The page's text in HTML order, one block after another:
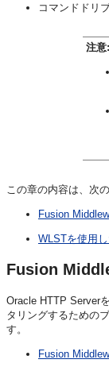
コマンドドリ
注意:
この章の内容は、次
Fusion
WLSTを使用
Fusion
Oracle HTTP Server
タリングするための
す。
Fusion